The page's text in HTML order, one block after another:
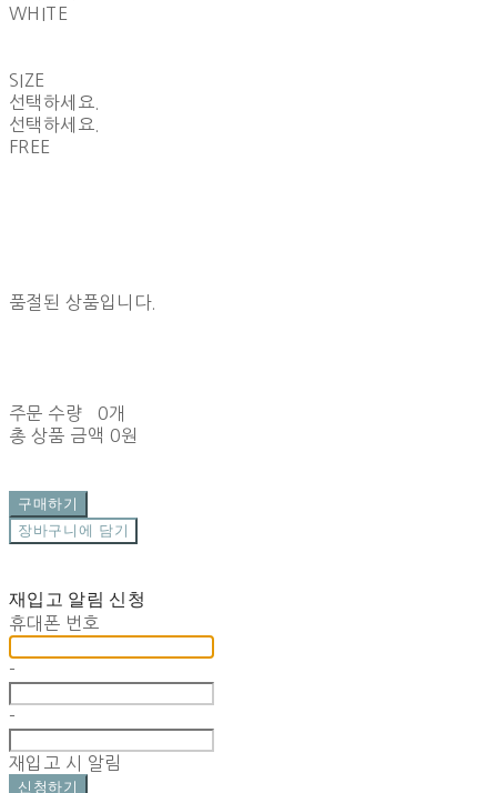
WHITE
SIZE
선택하세요.
선택하세요.
FREE
품절된 상품입니다.
주문 수량
0개
총 상품 금액 0원
구매하기
장바구니에 담기
재입고 알림 신청
휴대폰 번호
-
-
재입고 시 알림
신청하기